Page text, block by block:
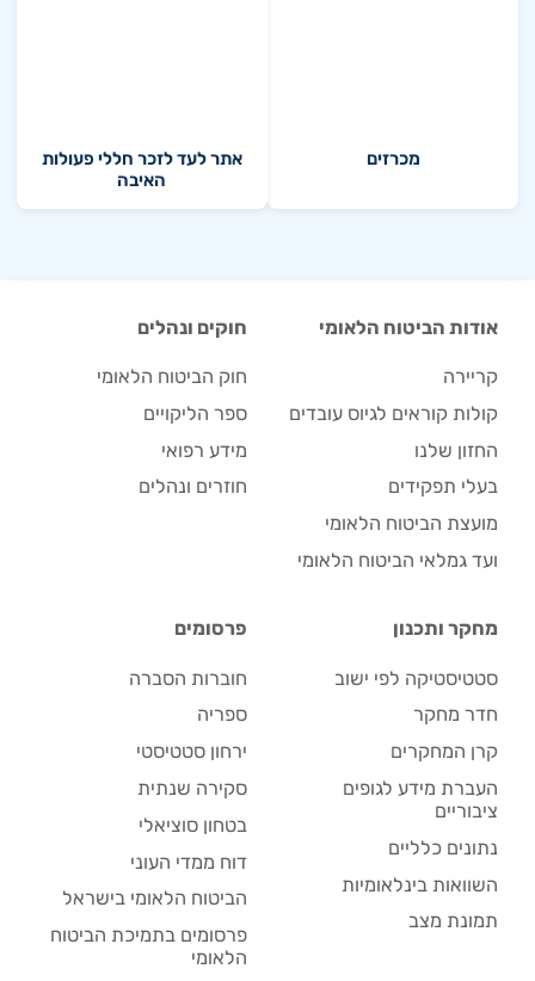
מכרזים
אתר לעד לזכר חללי פעולות
האיבה
אודות הביטוח הלאומי
קריירה
קולות קוראים לגיוס עובדים
החזון שלנו
בעלי תפקידים
מועצת הביטוח הלאומי
ועד גמלאי הביטוח הלאומי
חוקים ונהלים
חוק הביטוח הלאומי
ספר הליקויים
מידע רפואי
חוזרים ונהלים
מחקר ותכנון
סטטיסטיקה לפי ישוב
חדר מחקר
קרן המחקרים
העברת מידע לגופים
ציבוריים
נתונים כלליים
השוואות בינלאומיות
תמונת מצב
פרסומים
חוברות הסברה
ספריה
ירחון סטטיסטי
סקירה שנתית
בטחון סוציאלי
דוח ממדי העוני
הביטוח הלאומי בישראל
פרסומים בתמיכת הביטוח
הלאומי